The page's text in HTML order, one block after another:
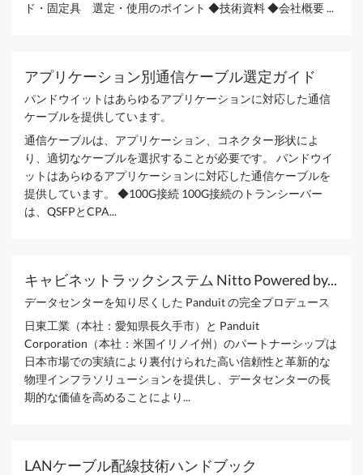
ド・固定具 選定・使用のポイント ◆技術資料 ◆会社概要 ...
アプリケーション別通信ケーブル選定ガイド
パンドウイットはあらゆるアプリケーションに対応した通信
ケーブルを提供しています。
通信ケーブルは、アプリケーション、コネクター形状によ
り、適切なケーブルを選択することが必要です。 パンドウイ
ットはあらゆるアプリケーションに対応した通信ケーブルを
提供しています。 ◆100G接続 100G接続のトランシーバー
は、QSFPとCPA...
キャビネットラックシステム Nitto Powered by...
データセンターを知り尽くした Panduit の完全プロデュース
日東工業（本社：愛知県長久手市）と Panduit
Corporation（本社：米国イリノイ州）のパートナーシップは
日本市場での実績により裏付けられた高い信頼性と革新的な
物理インフラソリューションを提供し、データセンターの長
期的な価値を高めることにより...
LANケーブル配線技術ハンドブック